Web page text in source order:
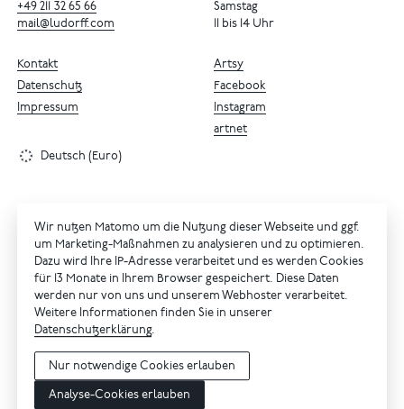
+49 211 32 65 66
mail@ludorff.com
Samstag
11 bis 14 Uhr
Artsy
Facebook
Instagram
artnet
Kontakt
Datenschutz
Impressum
Deutsch (Euro)
Wir nutzen Matomo um die Nutzung dieser Webseite und ggf.
um Marketing-Maßnahmen zu analysieren und zu optimieren.
Dazu wird Ihre IP-Adresse verarbeitet und es werden Cookies
für 13 Monate in Ihrem Browser gespeichert. Diese Daten
werden nur von uns und unserem Webhoster verarbeitet.
Weitere Informationen finden Sie in unserer
Datenschutzerklärung.
Nur notwendige Cookies erlauben
Analyse-Cookies erlauben